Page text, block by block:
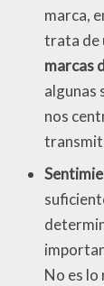
marca,
trata de
marcas
algunas
nos
No es lo